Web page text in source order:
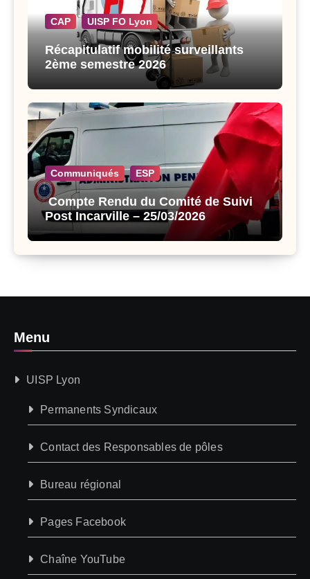
CAP UISP FO Lyon
Récapitulatif mobilité surveillants
2ème semestre 2026
Communiqués ESP
Compte Rendu du Comité de Suivi
Post Incarville – 25/03/2026
Menu
UISP Lyon
Permanents Syndicaux
Contact des Responsables de pôles
Bureau régional
Pages Facebook
Chaîne YouTube